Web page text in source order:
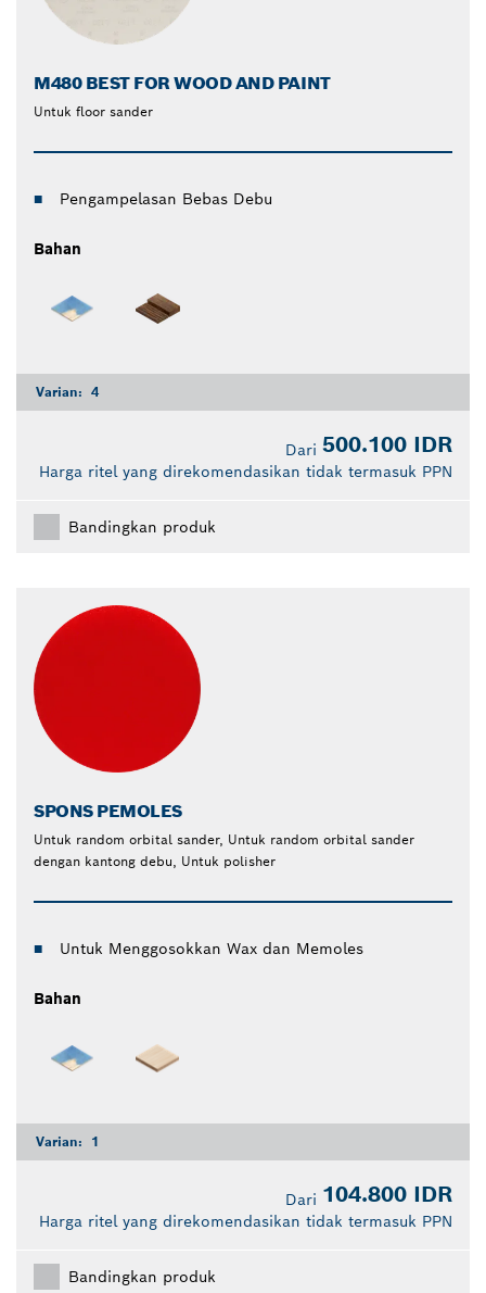
M480 BEST FOR WOOD AND PAINT
Untuk floor sander
Pengampelasan Bebas Debu
Bahan
Varian: 4
Dari 500.100 IDR
Harga ritel yang direkomendasikan tidak termasuk PPN
Bandingkan produk
SPONS PEMOLES
Untuk random orbital sander, Untuk random orbital sander
dengan kantong debu, Untuk polisher
Untuk Menggosokkan Wax dan Memoles
Bahan
Varian: 1
Dari 104.800 IDR
Harga ritel yang direkomendasikan tidak termasuk PPN
Bandingkan produk